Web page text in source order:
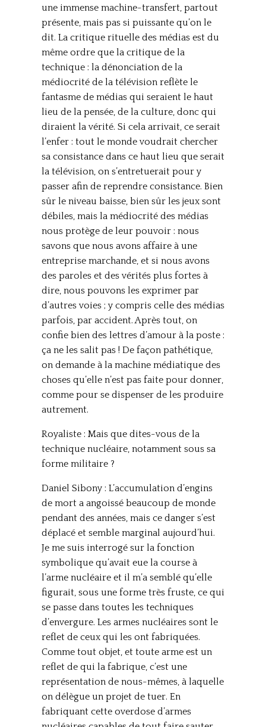
une immense machine-transfert, partout
présente, mais pas si puissante qu’on le
dit. La critique rituelle des médias est du
même ordre que la critique de la
technique : la dénonciation de la
médiocrité de la télévision reflète le
fantasme de médias qui seraient le haut
lieu de la pensée, de la culture, donc qui
diraient la vérité. Si cela arrivait, ce serait
l’enfer : tout le monde voudrait chercher
sa consistance dans ce haut lieu que serait
la télévision, on s’entretuerait pour y
passer afin de reprendre consistance. Bien
sûr le niveau baisse, bien sûr les jeux sont
débiles, mais la médiocrité des médias
nous protège de leur pouvoir : nous
savons que nous avons affaire à une
entreprise marchande, et si nous avons
des paroles et des vérités plus fortes à
dire, nous pouvons les exprimer par
d’autres voies ; y compris celle des médias
parfois, par accident. Après tout, on
confie bien des lettres d’amour à la poste :
ça ne les salit pas ! De façon pathétique,
on demande à la machine médiatique des
choses qu’elle n’est pas faite pour donner,
comme pour se dispenser de les produire
autrement.
Royaliste : Mais que dites-vous de la
technique nucléaire, notamment sous sa
forme militaire ?
Daniel Sibony : L’accumulation d’engins
de mort a angoissé beaucoup de monde
pendant des années, mais ce danger s’est
déplacé et semble marginal aujourd’hui.
Je me suis interrogé sur la fonction
symbolique qu’avait eue la course à
l’arme nucléaire et il m’a semblé qu’elle
figurait, sous une forme très fruste, ce qui
se passe dans toutes les techniques
d’envergure. Les armes nucléaires sont le
reflet de ceux qui les ont fabriquées.
Comme tout objet, et toute arme est un
reflet de qui la fabrique, c’est une
représentation de nous-mêmes, à laquelle
on délègue un projet de tuer. En
fabriquant cette overdose d’armes